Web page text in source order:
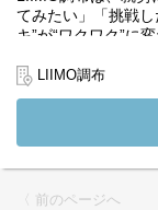
てみたい」「挑戦
キ”が“ワクワク”に
【LIIMO調布の職員
大変チームワーク
情報共有、支援に
心して働ける職場
LIIMO調布
〈 前のページへ